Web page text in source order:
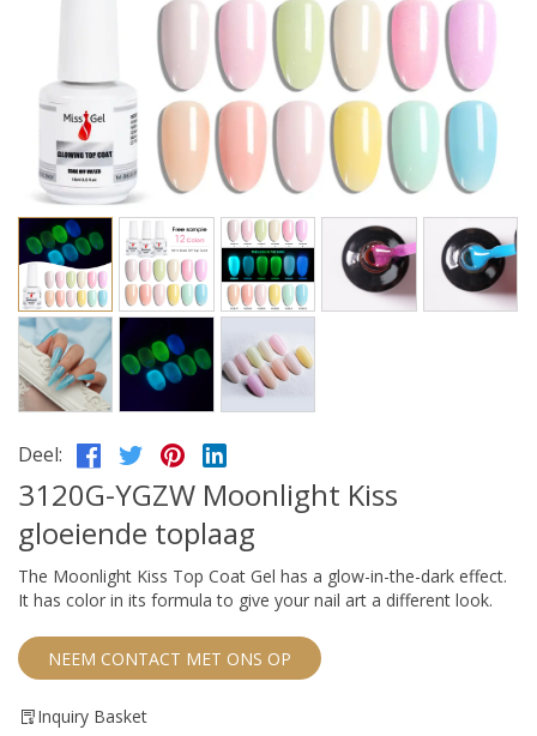
Deel:
3120G-YGZW Moonlight Kiss
gloeiende toplaag
The Moonlight Kiss Top Coat Gel has a glow-in-the-dark effect.
It has color in its formula to give your nail art a different look.
NEEM CONTACT MET ONS OP
Inquiry Basket